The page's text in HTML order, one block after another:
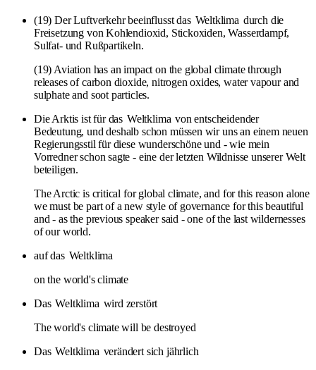
(19) Der Luftverkehr beeinflusst das Weltklima durch die
Freisetzung von Kohlendioxid, Stickoxiden, Wasserdampf,
Sulfat- und Rußpartikeln.
(19) Aviation has an impact on the global climate through
releases of carbon dioxide, nitrogen oxides, water vapour and
sulphate and soot particles.
Die Arktis ist für das Weltklima von entscheidender
Bedeutung, und deshalb schon müssen wir uns an einem neuen
Regierungsstil für diese wunderschöne und - wie mein
Vorredner schon sagte - eine der letzten Wildnisse unserer Welt
beteiligen.
The Arctic is critical for global climate, and for this reason alone
we must be part of a new style of governance for this beautiful
and - as the previous speaker said - one of the last wildernesses
of our world.
auf das Weltklima
on the world's climate
Das Weltklima wird zerstört
The world's climate will be destroyed
Das Weltklima verändert sich jährlich